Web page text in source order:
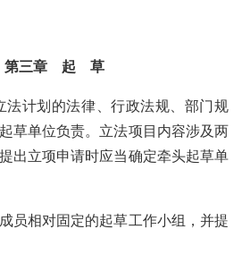
第三章 起 草
法计划的法律、行政法规、部门规
草单位负责。立法项目内容涉及两
出立项申请时应当确定牵头起草单
员相对固定的起草工作小组，并提